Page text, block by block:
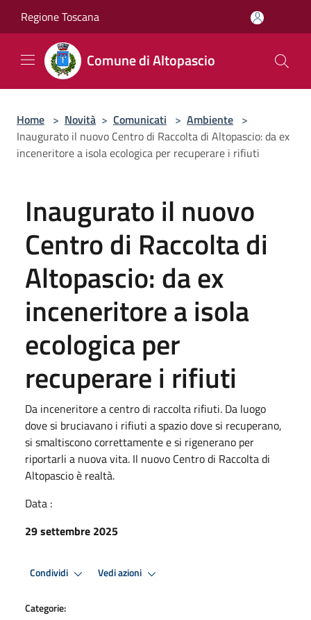
Regione Toscana
Comune di Altopascio
Home > Novità > Comunicati > Ambiente >
Inaugurato il nuovo Centro di Raccolta di Altopascio: da ex
inceneritore a isola ecologica per recuperare i rifiuti
Inaugurato il nuovo
Centro di Raccolta di
Altopascio: da ex
inceneritore a isola
ecologica per
recuperare i rifiuti
Da inceneritore a centro di raccolta rifiuti. Da luogo
dove si bruciavano i rifiuti a spazio dove si recuperano,
si smaltiscono correttamente e si rigenerano per
riportarli a nuova vita. Il nuovo Centro di Raccolta di
Altopascio è realtà.
Data :
29 settembre 2025
Condividi Vedi azioni
Categorie: